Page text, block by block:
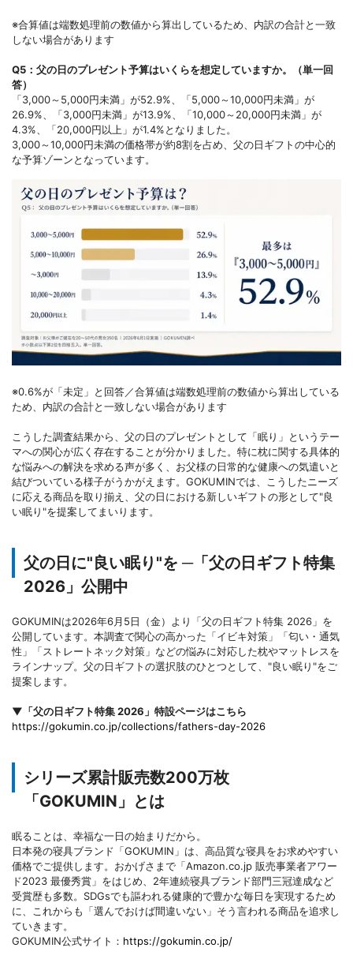
※合算値は端数処理前の数値から算出しているため、内訳の合計と一致
しない場合があります
Q5：父の日のプレゼント予算はいくらを想定していますか。（単一回
答）
「3,000～5,000円未満」が52.9%、「5,000～10,000円未満」が
26.9%、「3,000円未満」が13.9%、「10,000～20,000円未満」が
4.3%、「20,000円以上」が1.4%となりました。
3,000～10,000円未満の価格帯が約8割を占め、父の日ギフトの中心的
な予算ゾーンとなっています。
※0.6%が「未定」と回答／合算値は端数処理前の数値から算出している
ため、内訳の合計と一致しない場合があります
こうした調査結果から、父の日のプレゼントとして「眠り」というテー
マへの関心が広く存在することが分かりました。特に枕に関する具体的
な悩みへの解決を求める声が多く、お父様の日常的な健康への気遣いと
結びついている様子がうかがえます。GOKUMINでは、こうしたニーズ
に応える商品を取り揃え、父の日における新しいギフトの形として"良
い眠り"を提案してまいります。
父の日に"良い眠り"を ─「父の日ギフト特集
2026」公開中
GOKUMINは2026年6月5日（金）より「父の日ギフト特集 2026」を
公開しています。本調査で関心の高かった「イビキ対策」「匂い・通気
性」「ストレートネック対策」などの悩みに対応した枕やマットレスを
ラインナップ。父の日ギフトの選択肢のひとつとして、"良い眠り"をご
提案します。
▼「父の日ギフト特集 2026」特設ページはこちら
https://gokumin.co.jp/collections/fathers-day-2026
シリーズ累計販売数200万枚
「GOKUMIN」とは
眠ることは、幸福な一日の始まりだから。
日本発の寝具ブランド「GOKUMIN」は、高品質な寝具をお求めやすい
価格でご提供します。おかげさまで「Amazon.co.jp 販売事業者アワー
ド2023 最優秀賞」をはじめ、2年連続寝具ブランド部門三冠達成など
受賞歴も多数。SDGsでも謳われる健康的で豊かな毎日を実現するため
に、これからも「選んでおけば間違いない」そう言われる商品を追求し
ていきます。
GOKUMIN公式サイト： https://gokumin.co.jp/